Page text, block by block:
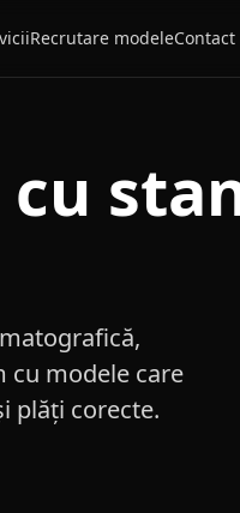
Recrutare modeleContact
cu modele care
plăți corecte.